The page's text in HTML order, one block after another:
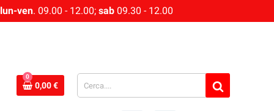
lun-ven. 09.00 - 12.00; sab 09.30 - 12.00
0
0,00 €